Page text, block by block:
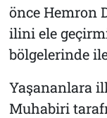
önce Hemron
ilini ele
bölgelerinde
Yaşananlara
Muhabiri